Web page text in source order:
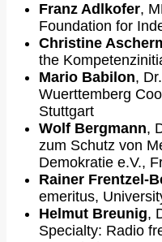
Franz Adlkofer,
Foundation for
Christine
the
Mario Babilon,
Wuerttemberg
Stuttgart
Wolf Bergmann,
zum Schutz von
Demokratie e.V.,
Rainer Frentzel-
emeritus,
Helmut Breunig,
Specialty: Radio